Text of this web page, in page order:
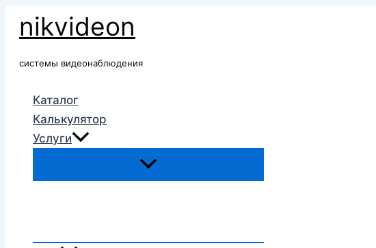
Перейти
nikvideon
системы видеонаблюдения
Каталог
Калькулятор
Услуги